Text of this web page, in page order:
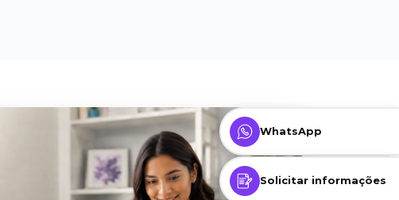
WhatsApp
Solicitar informações